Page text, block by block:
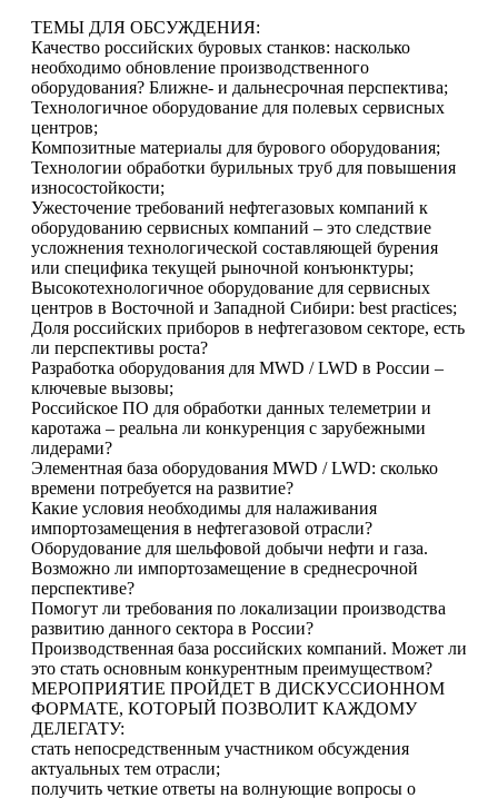
ТЕМЫ ДЛЯ ОБСУЖДЕНИЯ:
Качество российских буровых станков: насколько
необходимо обновление производственного
оборудования? Ближне- и дальнесрочная перспектива;
Технологичное оборудование для полевых сервисных
центров;
Композитные материалы для бурового оборудования;
Технологии обработки бурильных труб для повышения
износостойкости;
Ужесточение требований нефтегазовых компаний к
оборудованию сервисных компаний – это следствие
усложнения технологической составляющей бурения
или специфика текущей рыночной конъюнктуры;
Высокотехнологичное оборудование для сервисных
центров в Восточной и Западной Сибири: best practices;
Доля российских приборов в нефтегазовом секторе, есть
ли перспективы роста?
Разработка оборудования для MWD / LWD в России –
ключевые вызовы;
Российское ПО для обработки данных телеметрии и
каротажа – реальна ли конкуренция с зарубежными
лидерами?
Элементная база оборудования MWD / LWD: сколько
времени потребуется на развитие?
Какие условия необходимы для налаживания
импортозамещения в нефтегазовой отрасли?
Оборудование для шельфовой добычи нефти и газа.
Возможно ли импортозамещение в среднесрочной
перспективе?
Помогут ли требования по локализации производства
развитию данного сектора в России?
Производственная база российских компаний. Может ли
это стать основным конкурентным преимуществом?
МЕРОПРИЯТИЕ ПРОЙДЕТ В ДИСКУССИОННОМ
ФОРМАТЕ, КОТОРЫЙ ПОЗВОЛИТ КАЖДОМУ
ДЕЛЕГАТУ:
стать непосредственным участником обсуждения
актуальных тем отрасли;
получить четкие ответы на волнующие вопросы о